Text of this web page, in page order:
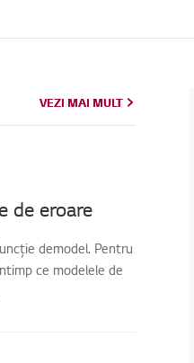
VEZI MAI MULT
de eroare
demodel. Pentru
ce modelele de
VEZI MAI MULT